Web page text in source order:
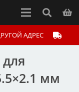
АДРЕС
мм